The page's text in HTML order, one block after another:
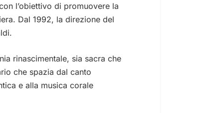
l’obiettivo di promuovere la
Dal 1992, la direzione del
rinascimentale, sia sacra che
che spazia dal canto
e alla musica corale